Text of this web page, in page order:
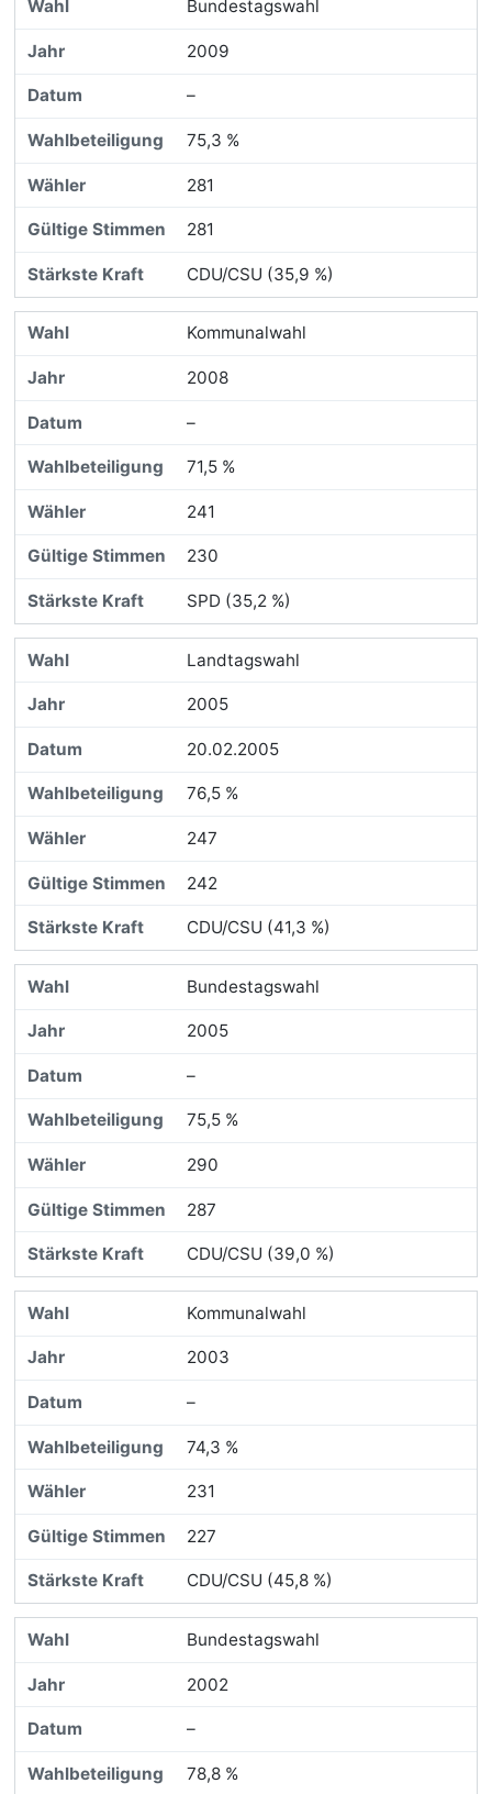
Bundestagswahl
2009
–
75,3 %
281
281
CDU/CSU (35,9 %)
Kommunalwahl
2008
–
71,5 %
241
230
SPD (35,2 %)
Landtagswahl
2005
20.02.2005
76,5 %
247
242
CDU/CSU (41,3 %)
Bundestagswahl
2005
–
75,5 %
290
287
CDU/CSU (39,0 %)
Kommunalwahl
2003
–
74,3 %
231
227
CDU/CSU (45,8 %)
Bundestagswahl
2002
–
78,8 %